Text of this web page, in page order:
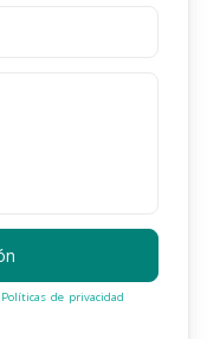
Políticas de privacidad